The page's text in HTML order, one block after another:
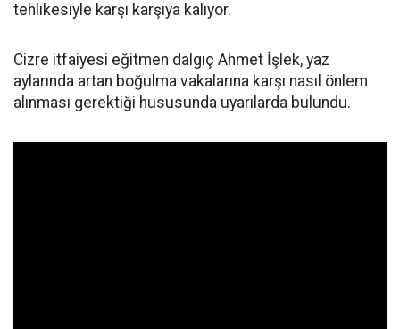
tehlikesiyle karşı karşıya kalıyor.
Cizre itfaiyesi eğitmen dalgıç Ahmet İşlek, yaz
aylarında artan boğulma vakalarına karşı nasıl önlem
alınması gerektiği hususunda uyarılarda bulundu.